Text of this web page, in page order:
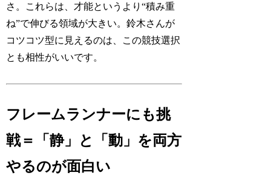
さ。これらは、才能というより“積み重
ね”で伸びる領域が大きい。鈴木さんが
コツコツ型に見えるのは、この競技選択
とも相性がいいです。
フレームランナーにも挑
戦＝「静」と「動」を両方
やるのが面白い